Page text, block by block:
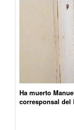
Ha muerto
corresponsal del